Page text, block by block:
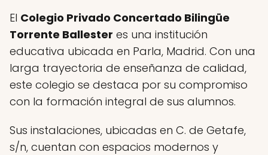
El Colegio Privado Concertado Bilingüe
Torrente Ballester es una institución
educativa ubicada en Parla, Madrid. Con una
larga trayectoria de enseñanza de calidad,
este colegio se destaca por su compromiso
con la formación integral de sus alumnos.
Sus instalaciones, ubicadas en C. de Getafe,
s/n, cuentan con espacios modernos y